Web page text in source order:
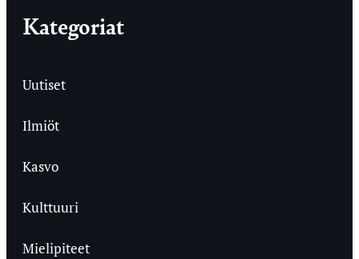
Kategoriat
Uutiset
Ilmiöt
Kasvo
Kulttuuri
Mielipiteet